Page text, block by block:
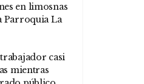
en limosnas
Parroquia La
casi
mientras